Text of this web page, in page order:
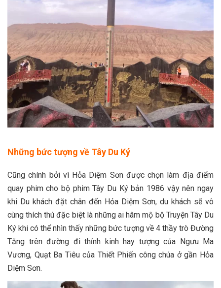
Những bức tượng về Tây Du Ký
Cũng chính bởi vì Hỏa Diệm Sơn được chọn làm địa điểm
quay phim cho bộ phim Tây Du Ký bản 1986 vậy nên ngay
khi Du khách đặt chân đến Hỏa Diệm Sơn, du khách sẽ vô
cùng thích thú đặc biệt là những ai hâm mộ bộ Truyện Tây Du
Ký khi có thể nhìn thấy những bức tượng về 4 thầy trò Đường
Tăng trên đường đi thỉnh kinh hay tượng của Ngưu Ma
Vương, Quạt Ba Tiêu của Thiết Phiến công chúa ở gần Hỏa
Diệm Sơn.